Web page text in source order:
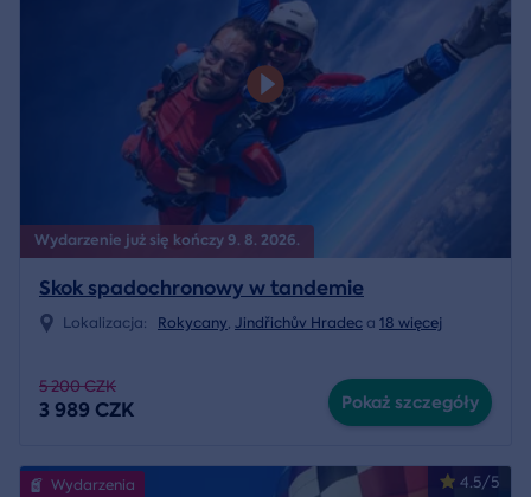
Wydarzenie już się kończy 9. 8. 2026.
Skok spadochronowy w tandemie
Lokalizacja: Rokycany, Jindřichův Hradec a 18 więcej
5 200 CZK
3 989 CZK Pokaż szczegóły
4.5/5
Wydarzenia